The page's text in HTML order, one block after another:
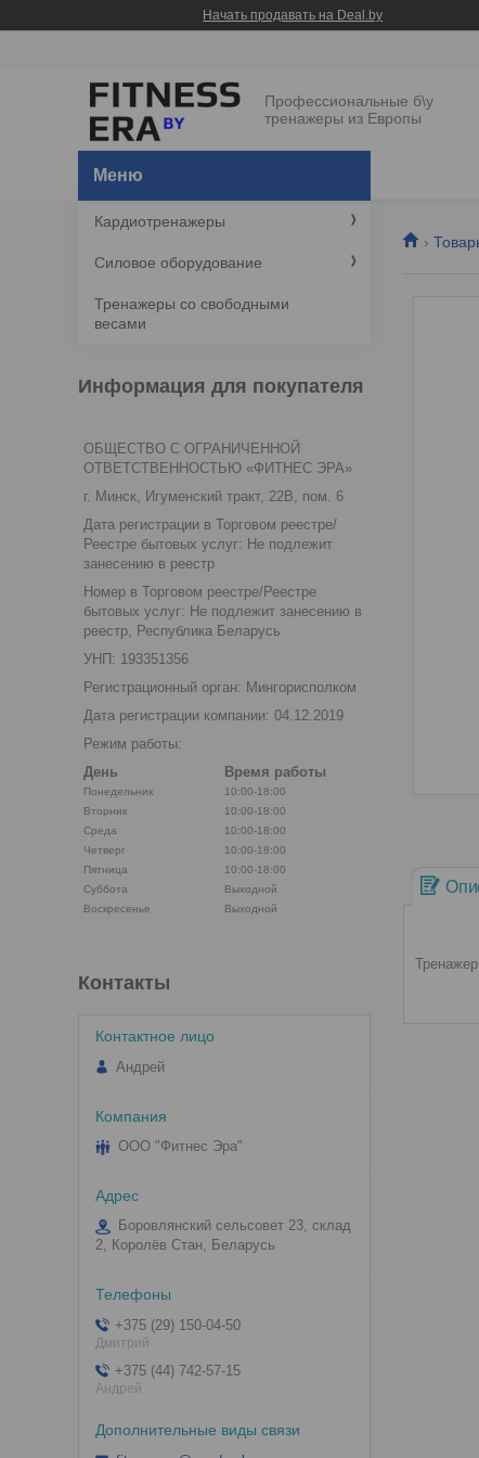
Начать продавать на Deal.by
Профессиональные б\у
тренажеры из Европы
Кардиотренажеры
Силовое оборудование
Тренажеры со свободными
весами
Информация для покупателя
ОБЩЕСТВО С ОГРАНИЧЕННОЙ
ОТВЕТСТВЕННОСТЬЮ «ФИТНЕС ЭРА»
г. Минск, Игуменский тракт, 22В, пом. 6
Дата регистрации в Торговом реестре/
Реестре бытовых услуг: Не подлежит
занесению в реестр
Номер в Торговом реестре/Реестре
бытовых услуг: Не подлежит занесению в
реестр, Республика Беларусь
УНП: 193351356
Регистрационный орган: Мингорисполком
Дата регистрации компании: 04.12.2019
Режим работы:
День
Время работы
Понедельник
10:00-18:00
Вторник
10:00-18:00
Среда
10:00-18:00
Четверг
10:00-18:00
Пятница
10:00-18:00
Суббота
Выходной
Воскресенье
Выходной
Контакты
Андрей
ООО "Фитнес Эра"
Боровлянский сельсовет 23, склад
2, Королёв Стан, Беларусь
+375 (29) 150-04-50
Дмитрий
+375 (44) 742-57-15
Андрей